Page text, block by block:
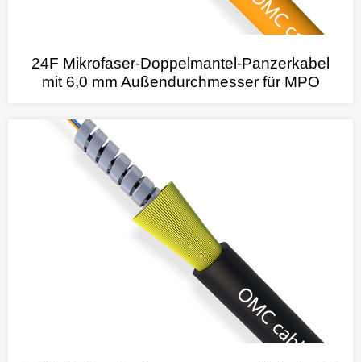
24F Mikrofaser-Doppelmantel-Panzerkabel
mit 6,0 mm Außendurchmesser für MPO